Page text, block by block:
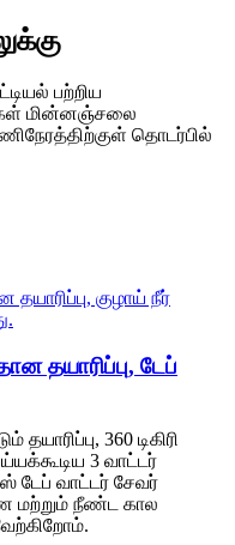
பற்றிய
மின்னஞ்சலை
தொடர்பில்
தயாரிப்பு, டேப்
360 டிகிரி
3 வாட்டர்
டேப் வாட்டர் சேவர்
மற்றும் நீண்ட கால